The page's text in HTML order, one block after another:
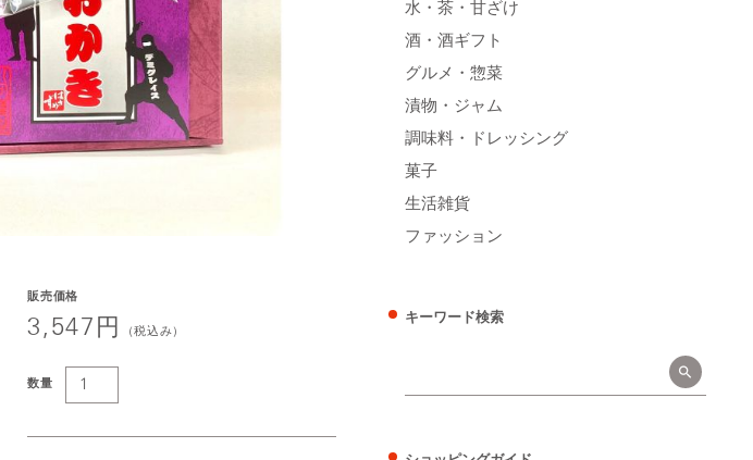
販売価格
3,547円 （税込み）
数量
水・茶・甘ざけ
酒・酒ギフト
グルメ・惣菜
漬物・ジャム
調味料・ドレッシング
菓子
生活雑貨
ファッション
キーワード検索